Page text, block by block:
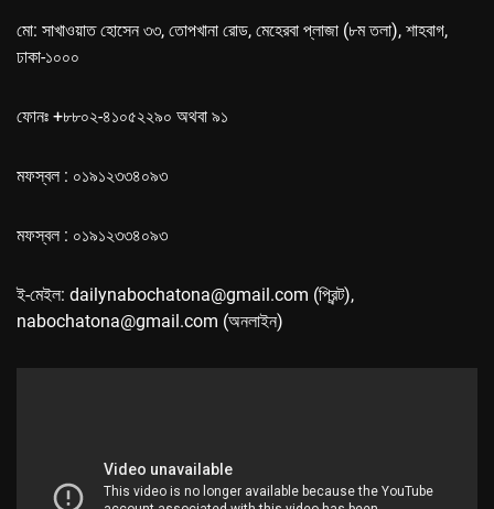
মো: সাখাওয়াত হোসেন ৩৩, তোপখানা রোড, মেহেরবা প্লাজা (৮ম তলা), শাহবাগ,
ঢাকা-১০০০
ফোনঃ +৮৮০২-৪১০৫২২৯০ অথবা ৯১
মফস্বল : ০১৯১২৩৩৪০৯৩
মফস্বল : ০১৯১২৩৩৪০৯৩
ই-মেইল: dailynabochatona@gmail.com (প্রিন্ট),
nabochatona@gmail.com (অনলাইন)